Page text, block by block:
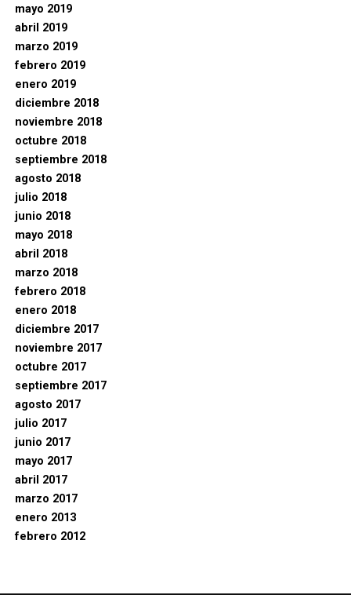
mayo 2019
abril 2019
marzo 2019
febrero 2019
enero 2019
diciembre 2018
noviembre 2018
octubre 2018
septiembre 2018
agosto 2018
julio 2018
junio 2018
mayo 2018
abril 2018
marzo 2018
febrero 2018
enero 2018
diciembre 2017
noviembre 2017
octubre 2017
septiembre 2017
agosto 2017
julio 2017
junio 2017
mayo 2017
abril 2017
marzo 2017
enero 2013
febrero 2012